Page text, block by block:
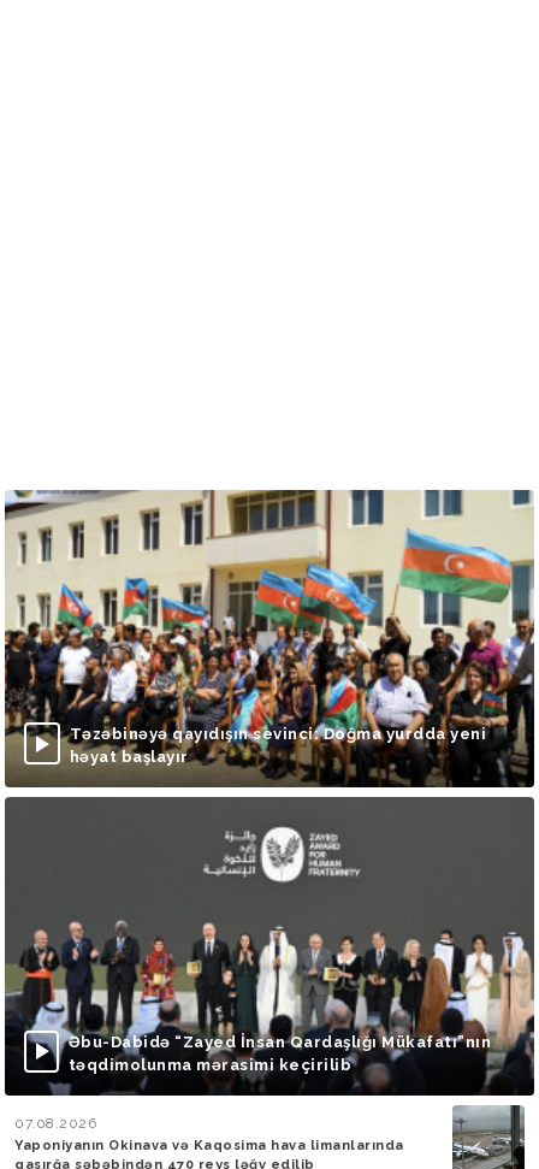
Təzəbinəyə qayıdışın sevinci: Doğma yurdda yeni
həyat başlayır
Əbu-Dabidə “Zayed İnsan Qardaşlığı Mükafatı”nın
təqdimolunma mərasimi keçirilib
07.08.2026
Yaponiyanın Okinava və Kaqosima hava limanlarında
qasırğa səbəbindən 470 reys ləğv edilib